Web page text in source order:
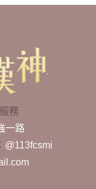
務
一路
@113fcsmi